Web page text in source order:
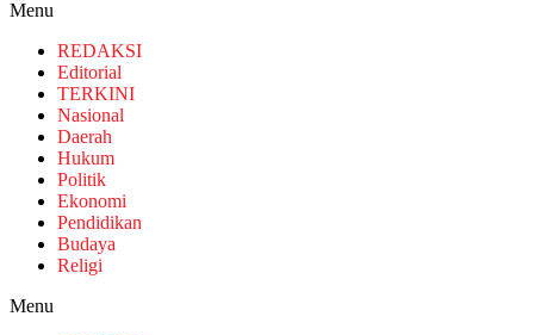
Menu
REDAKSI
Editorial
TERKINI
Nasional
Daerah
Hukum
Politik
Ekonomi
Pendidikan
Budaya
Religi
Menu